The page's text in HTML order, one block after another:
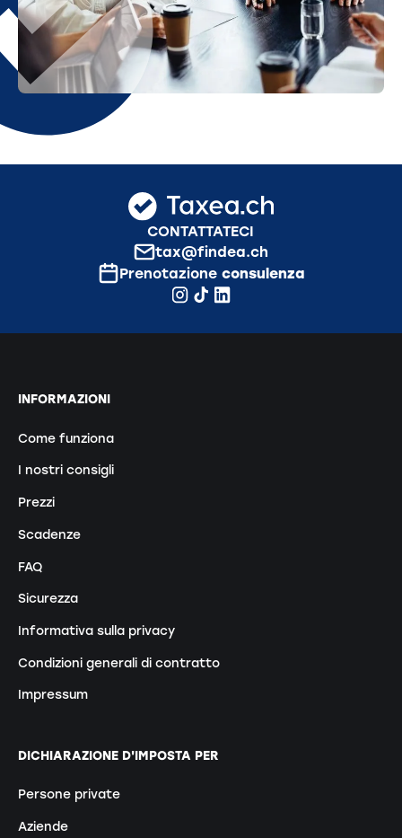
CONTATTATECI
tax@findea.ch
Prenotazione consulenza
INFORMAZIONI
Come funziona
I nostri consigli
Prezzi
Scadenze
FAQ
Sicurezza
Informativa sulla privacy
Condizioni generali di contratto
Impressum
DICHIARAZIONE D'IMPOSTA PER
Persone private
Aziende